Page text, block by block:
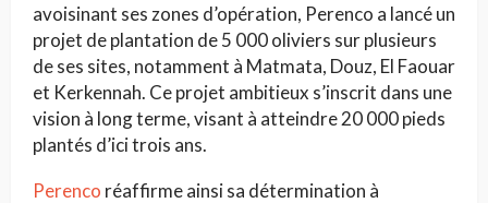
avoisinant ses zones d’opération, Perenco a lancé un
projet de plantation de 5 000 oliviers sur plusieurs
de ses sites, notamment à Matmata, Douz, El Faouar
et Kerkennah. Ce projet ambitieux s’inscrit dans une
vision à long terme, visant à atteindre 20 000 pieds
plantés d’ici trois ans.
Perenco réaffirme ainsi sa détermination à